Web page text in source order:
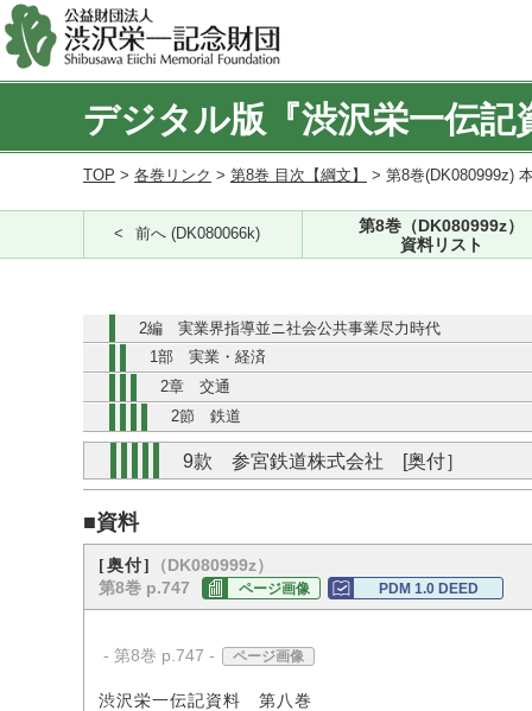
デジタル版『渋沢栄一伝記
TOP > 各巻リンク > 第8巻 目次【綱文】 > 第8巻(DK080999z)
前へ (DK080066k)
第8巻（DK080999z）
資料リスト
2編 実業界指導並ニ社会公共事業尽力時代
1部 実業・経済
2章 交通
2節 鉄道
9款 参宮鉄道株式会社 [奥付］
■資料
[奥付]
（DK080999z）
第8巻 p.747
ページ画像 PDM 1.0 DEED
- 第8巻 p.747 - ページ画像
渋沢栄一伝記資料 第八巻